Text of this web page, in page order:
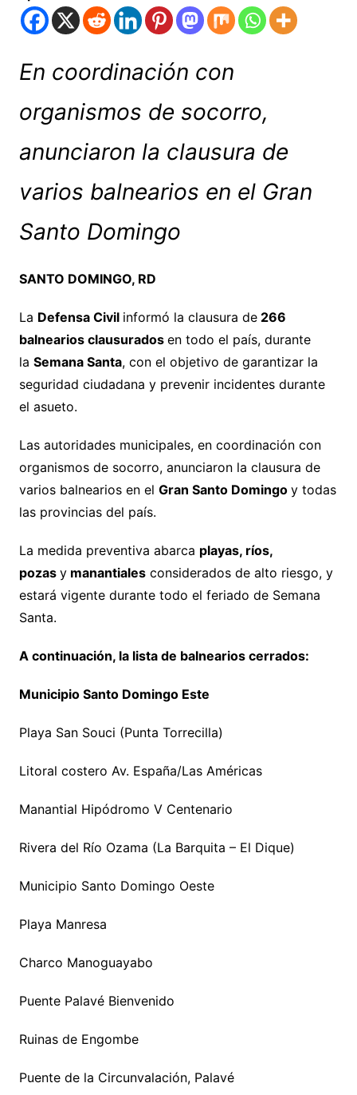
En coordinación con
organismos de socorro,
anunciaron la clausura de
varios balnearios en el Gran
Santo Domingo
SANTO DOMINGO, RD
La Defensa Civil informó la clausura de266
balnearios clausurados en todo el país, durante
la Semana Santa, con el objetivo de garantizar la
seguridad ciudadana y prevenir incidentes durante
el asueto.
Las autoridades municipales, en coordinación con
organismos de socorro, anunciaron la clausura de
varios balnearios en el Gran Santo Domingo y todas
las provincias del país.
La medida preventiva abarca playas, ríos,
pozas ymanantialesconsiderados de alto riesgo, y
estará vigente durante todo el feriado de Semana
Santa.
A continuación, la lista de balnearios cerrados:
Municipio Santo Domingo Este
Playa San Souci (Punta Torrecilla)
Litoral costero Av. España/Las Américas
Manantial Hipódromo V Centenario
Rivera del Río Ozama (La Barquita – El Dique)
Municipio Santo Domingo Oeste
Playa Manresa
Charco Manoguayabo
Puente Palavé Bienvenido
Ruinas de Engombe
Puente de la Circunvalación, Palavé